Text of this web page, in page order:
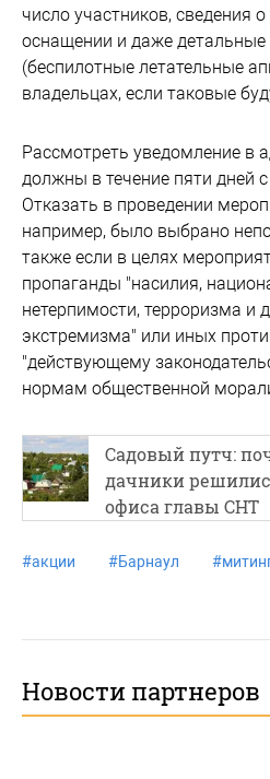
число участников, сведения
оснащении и даже
(беспилотные летательные
владельцах, если таковые
Рассмотреть уведомление в
должны в течение пяти дней
Отказать в проведении
например, было выбрано
также если в целях
пропаганды "насилия,
нетерпимости, терроризма и
экстремизма" или иных
"действующему
нормам общественной
Садовый путч:
дачники
офиса главы СНТ
#акции #Барнаул #
Новости партнеров